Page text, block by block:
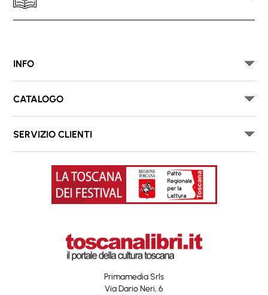
INFO
CATALOGO
SERVIZIO CLIENTI
Primamedia Srls
Via Dario Neri, 6